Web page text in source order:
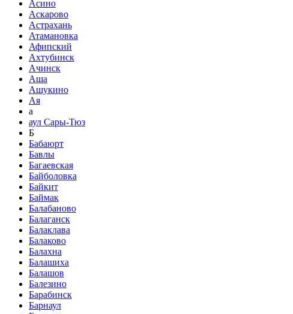
Асино
Аскарово
Астрахань
Атамановка
Афипский
Ахтубинск
Ачинск
Аша
Ашукино
Ая
а
аул Сары-Тюз
Б
Бабаюрт
Бавлы
Багаевская
Байболовка
Байкит
Баймак
Балабаново
Балаганск
Балаклава
Балаково
Балахна
Балашиха
Балашов
Балезино
Барабинск
Барнаул